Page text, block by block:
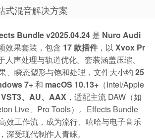
式混音解决方案
Bundle v2025.04.24 是 Nuro Audi
效果套装，包含 17 款插件 ，以 Xvox Pr
人声处理与轨道优化。套装涵盖压缩、
、瞬态塑形与饱和处理，文件大小约 25
7+和 macOS 10.13+ （Intel/Apple
VST3、AU、AAX ，适配主流 DAW（如
Live、Pro Tools）。Effects Bundle
效工作流，成为流行、嘻哈与电子音乐
深受现代制作人青睐。